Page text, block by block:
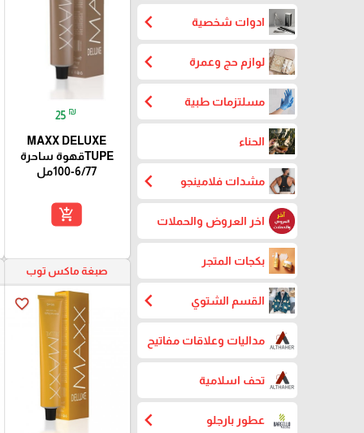
ادوات شخصية chevron_left
لوازم حج وعمرة chevron_left
مسلتزمات طبية chevron_left
الحناء
مشدات فلامينجو chevron_left
اخر العروض والحملات
بكجات المتجر
القسم الشتوي chevron_left
مداليات وعلاقات مفاتيح
تحف اسلامية
عطور بارجلو chevron_left
25 ₪
MAXX DELUXE
TUPEقهوة ساحرة
6/77-100مل
add_shopping_cart
صبغة ماكس توب
favorite_border